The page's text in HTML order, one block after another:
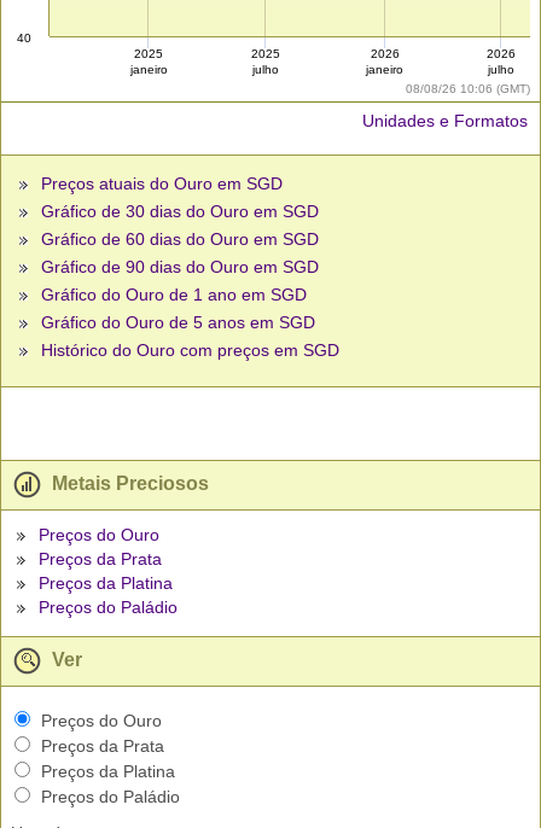
08/08/26 10:06 (GMT)
40
2025
janeiro
2025
julho
2026
janeiro
2026
julho
Unidades e Formatos
Preços atuais do Ouro em SGD
Gráfico de 30 dias do Ouro em SGD
Gráfico de 60 dias do Ouro em SGD
Gráfico de 90 dias do Ouro em SGD
Gráfico do Ouro de 1 ano em SGD
Gráfico do Ouro de 5 anos em SGD
Histórico do Ouro com preços em SGD
Metais Preciosos
Preços do Ouro
Preços da Prata
Preços da Platina
Preços do Paládio
Ver
Preços do Ouro
Preços da Prata
Preços da Platina
Preços do Paládio